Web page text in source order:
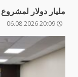
مليار دولار